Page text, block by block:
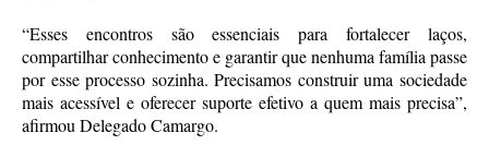
“Esses encontros são essenciais para fortalecer laços,
compartilhar conhecimento e garantir que nenhuma família passe
por esse processo sozinha. Precisamos construir uma sociedade
mais acessível e oferecer suporte efetivo a quem mais precisa”,
afirmou Delegado Camargo.